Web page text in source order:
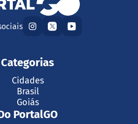
Categorias
Cidades
Brasil
Goiás
PortalGO